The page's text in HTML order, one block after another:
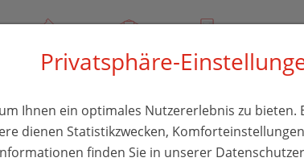
Über uns Rezept-Anfrage Service
Privatsphäre-
Ihnen ein optimales Nutzererlebnis zu bieten.
dienen Statistikzwecken,
finden Sie in unserer